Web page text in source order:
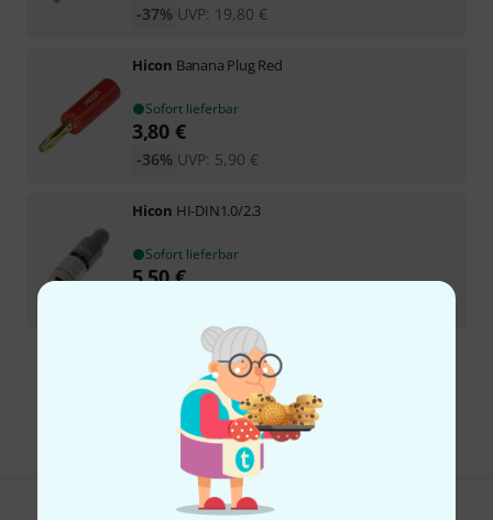
UVP: 19,80 €
-37%
Hicon Banana Plug Red
Sofort lieferbar
3,80 €
UVP: 5,90 €
-36%
Hicon HI-DIN1.0/2.3
Sofort lieferbar
5,50€
Kostenloser Versand ab 29 €
Alle Preise inkl. MwSt.